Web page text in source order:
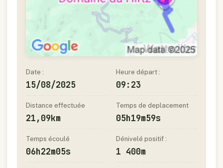
Date :
15/08/2025
Heure départ :
09:23
Distance effectuée
21,09km
Temps de deplacement
05h19m59s
Temps écoulé
06h22m05s
Dénivelé positif :
1 400m